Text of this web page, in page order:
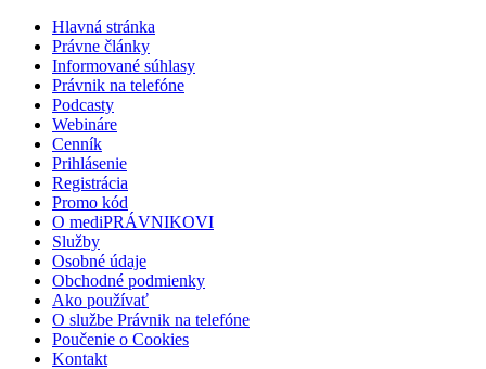
Hlavná stránka
Právne články
Informované súhlasy
Právnik na telefóne
Podcasty
Webináre
Cenník
Prihlásenie
Registrácia
Promo kód
O mediPRÁVNIKOVI
Služby
Osobné údaje
Obchodné podmienky
Ako používať
O službe Právnik na telefóne
Poučenie o Cookies
Kontakt